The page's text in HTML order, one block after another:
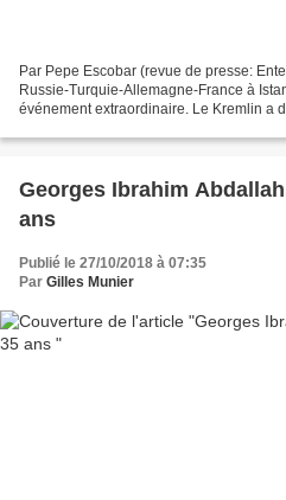
Par Pepe Escobar (revue de presse:
Russie-Turquie-Allemagne-France à
événement extraordinaire. Le Kremlin a
Georges Ibrahim
ans
Publié le 27/10/2018 à 07:35
Par Gilles Munier